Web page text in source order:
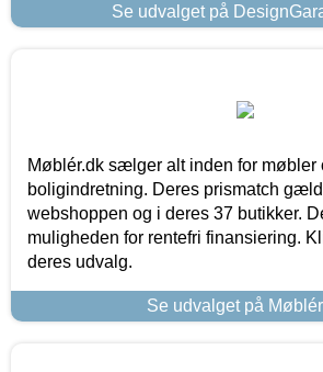
Se udvalget på
Møblér.dk sælger alt inden for møbler
boligindretning. Deres prismatch
webshoppen og i deres 37 butikker.
muligheden for rentefri finansiering.
deres udvalg.
Se udvalget på